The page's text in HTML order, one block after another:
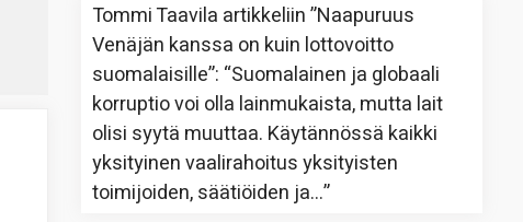
Tommi Taavila artikkeliin”Naapuruus
Venäjän kanssa on kuin lottovoitto
suomalaisille”: “Suomalainen ja globaali
korruptio voi olla lainmukaista, mutta lait
olisi syytä muuttaa. Käytännössä kaikki
yksityinen vaalirahoitus yksityisten
toimijoiden, säätiöiden ja…”